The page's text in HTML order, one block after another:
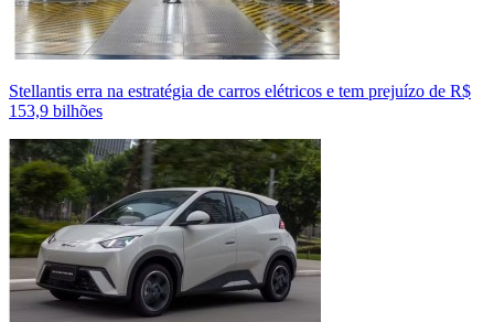
Stellantis erra na estratégia de carros elétricos e tem prejuízo de R$
153,9 bilhões